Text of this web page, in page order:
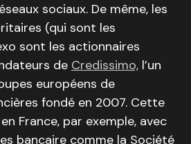
sociaux. De même, les
(qui sont les
sont les actionnaires
de Credissimo, l’un
européens de
fondé en 2007. Cette
France, par exemple, avec
bancaire comme la Société